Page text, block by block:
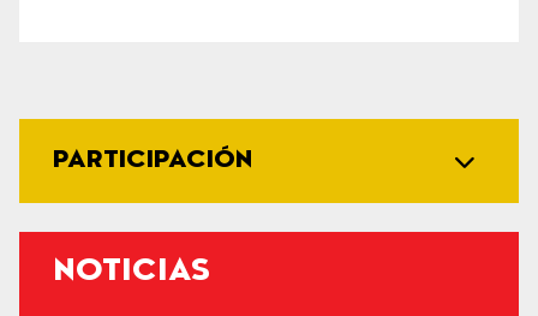
PARTICIPACIÓN
NOTICIAS